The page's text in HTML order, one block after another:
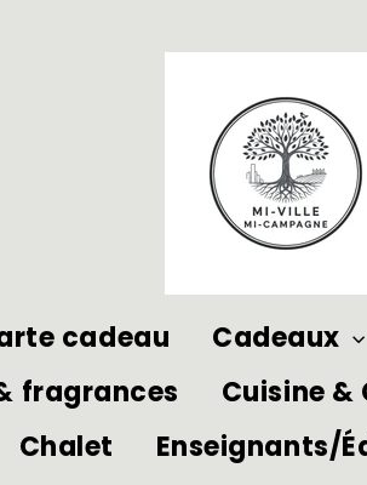
cadeau Cadeaux
fragrances Cuisine &
Chalet Enseignants/